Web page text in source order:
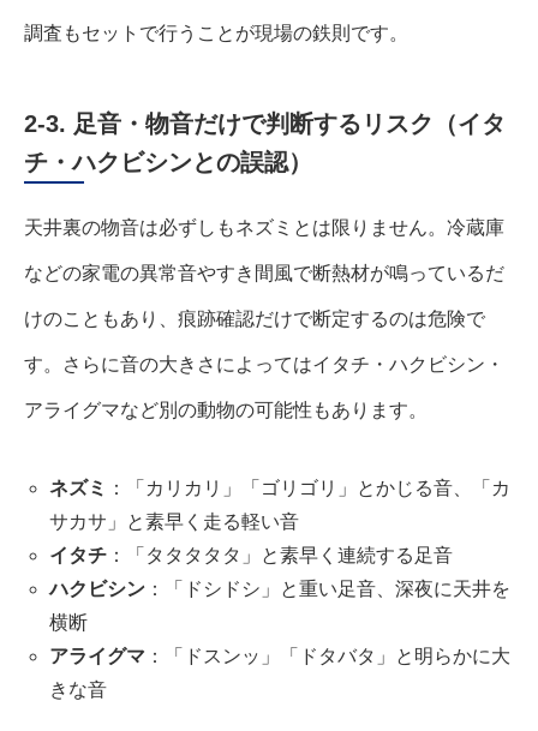
調査もセットで行うことが現場の鉄則です。
2-3. 足音・物音だけで判断するリスク（イタ
チ・ハクビシンとの誤認）
天井裏の物音は必ずしもネズミとは限りません。冷蔵庫
などの家電の異常音やすき間風で断熱材が鳴っているだ
けのこともあり、痕跡確認だけで断定するのは危険で
す。さらに音の大きさによってはイタチ・ハクビシン・
アライグマなど別の動物の可能性もあります。
ネズミ
：「カリカリ」「ゴリゴリ」とかじる音、「カ
サカサ」と素早く走る軽い音
イタチ：「タタタタタ」と素早く連続する足音
ハクビシン：「ドシドシ」と重い足音、深夜に天井を
横断
アライグマ ：「ドスンッ」「ドタバタ」と明らかに大
きな音